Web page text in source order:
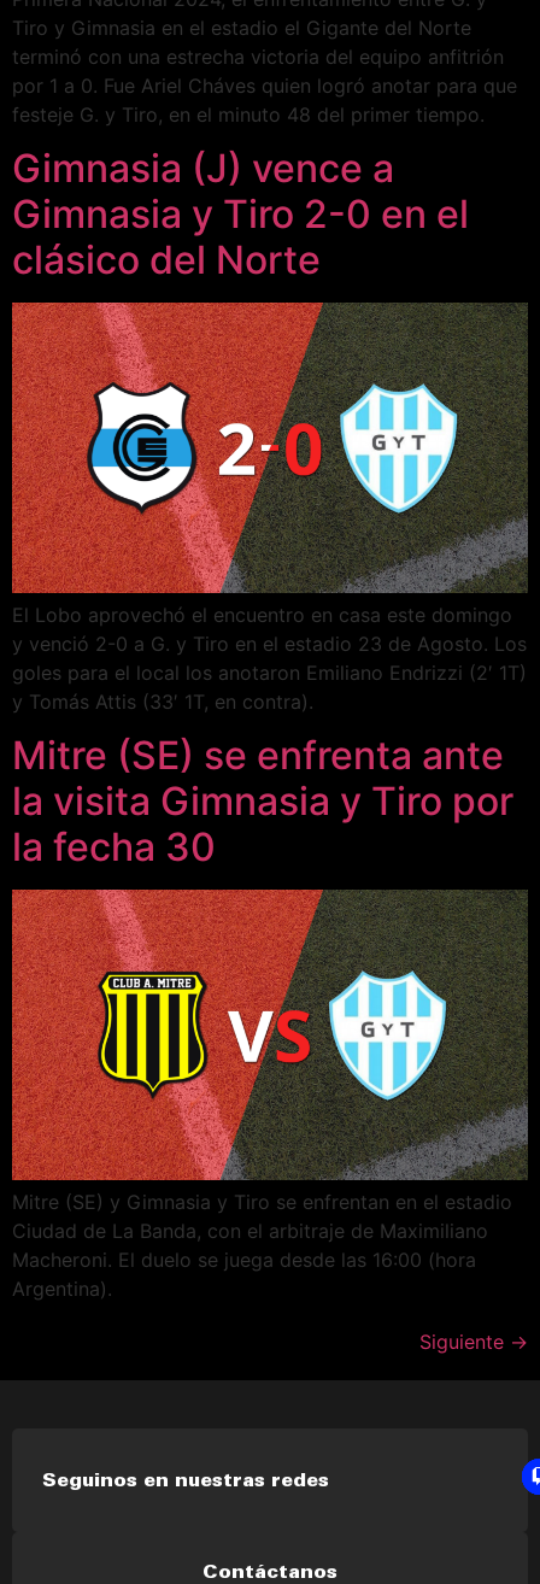
Tiro y Gimnasia en el estadio el Gigante del Norte
terminó con una estrecha victoria del equipo anfitrión
por 1 a 0. Fue Ariel Cháves quien logró anotar para que
festeje G. y Tiro, en el minuto 48 del primer tiempo.
Gimnasia (J) vence a
Gimnasia y Tiro 2-0 en el
clásico del Norte
El Lobo aprovechó el encuentro en casa este domingo
y venció 2-0 a G. y Tiro en el estadio 23 de Agosto. Los
goles para el local los anotaron Emiliano Endrizzi (2′ 1T)
y Tomás Attis (33′ 1T, en contra).
Mitre (SE) se enfrenta ante
la visita Gimnasia y Tiro por
la fecha 30
Mitre (SE) y Gimnasia y Tiro se enfrentan en el estadio
Ciudad de La Banda, con el arbitraje de Maximiliano
Macheroni. El duelo se juega desde las 16:00 (hora
Argentina).
Siguiente →
Seguinos en nuestras redes
Contáctanos